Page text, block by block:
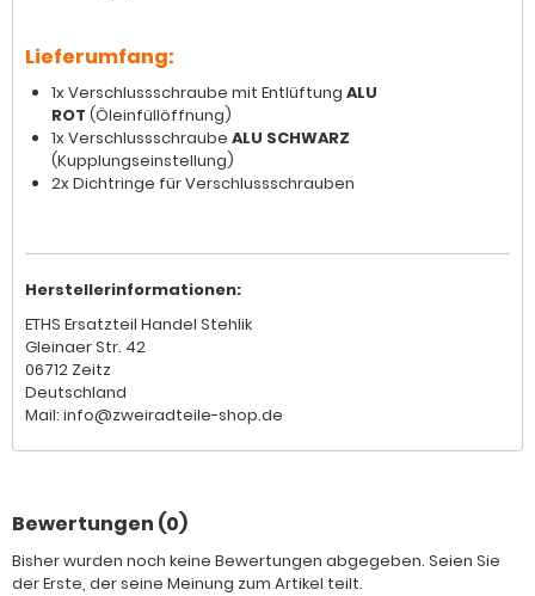
Lieferumfang:
1x Verschlussschraube mit Entlüftung ALU
ROT (Öleinfüllöffnung)
1x Verschlussschraube ALU SCHWARZ
(Kupplungseinstellung)
2x Dichtringe für Verschlussschrauben
Herstellerinformationen:
ETHS Ersatzteil Handel Stehlik
Gleinaer Str. 42
06712 Zeitz
Deutschland
Mail: info@zweiradteile-shop.de
Bewertungen (0)
Bisher wurden noch keine Bewertungen abgegeben. Seien Sie
der Erste, der seine Meinung zum Artikel teilt.